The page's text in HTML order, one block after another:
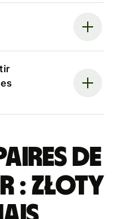
de
: złoty